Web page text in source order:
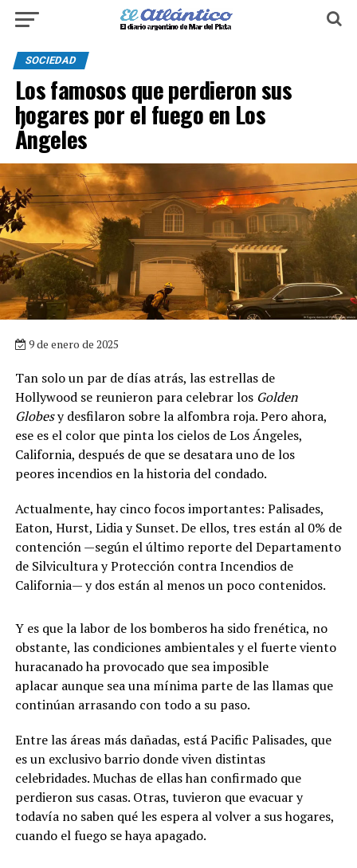
SOCIEDAD
Los famosos que perdieron sus
hogares por el fuego en Los
Ángeles
9 de enero de 2025
Tan solo un par de días atrás, las estrellas de
Hollywood se reunieron para celebrar los Golden
Globesy desfilaron sobre la alfombra roja. Pero ahora,
ese es el color que pinta los cielos de Los Ángeles,
California, después de que se desatara uno de los
peores incendios en la historia del condado.
Actualmente, hay cinco focos importantes: Palisades,
Eaton, Hurst, Lidia y Sunset. De ellos, tres están al 0% de
contención —según el último reporte del Departamento
de Silvicultura y Protección contra Incendios de
California— y dos están al menos un poco contenidos.
Y es que la labor de los bomberos ha sido frenética, no
obstante, las condiciones ambientales y el fuerte viento
huracanado ha provocado que sea imposible
aplacar aunque sea una mínima parte de las llamas que
continúan arrasando con todo a su paso.
Entre las áreas más dañadas, está Pacific Palisades, que
es un exclusivo barrio donde viven distintas
celebridades. Muchas de ellas han confirmado que
perdieron sus casas. Otras, tuvieron que evacuar y
todavía no saben qué les espera al volver a sus hogares,
cuando el fuego se haya apagado.